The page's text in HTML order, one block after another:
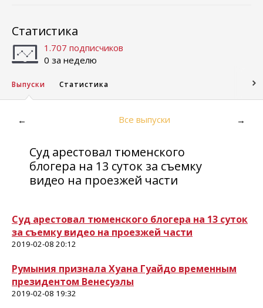
Статистика
1.707 подписчиков
0 за неделю
Выпуски Статистика
← Все выпуски →
Суд арестовал тюменского
блогера на 13 суток за съемку
видео на проезжей части
Суд арестовал тюменского блогера на 13 суток
за съемку видео на проезжей части
2019-02-08 20:12
Румыния признала Хуана Гуайдо временным
президентом Венесуэлы
2019-02-08 19:32